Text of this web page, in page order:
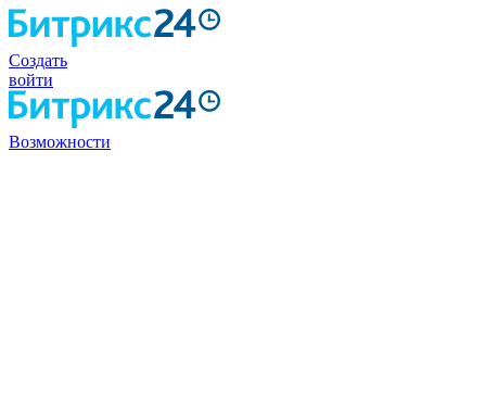
Создать
войти
Возможности